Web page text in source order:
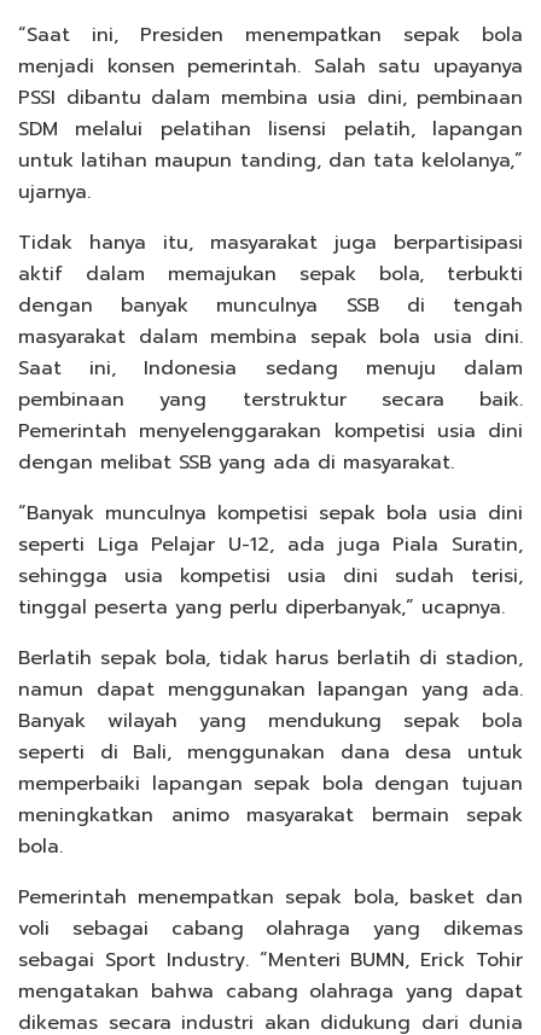
“Saat ini, Presiden menempatkan sepak bola
menjadi konsen pemerintah. Salah satu upayanya
PSSI dibantu dalam membina usia dini, pembinaan
SDM melalui pelatihan lisensi pelatih, lapangan
untuk latihan maupun tanding, dan tata kelolanya,”
ujarnya.
Tidak hanya itu, masyarakat juga berpartisipasi
aktif dalam memajukan sepak bola, terbukti
dengan banyak munculnya SSB di tengah
masyarakat dalam membina sepak bola usia dini.
Saat ini, Indonesia sedang menuju dalam
pembinaan yang terstruktur secara baik.
Pemerintah menyelenggarakan kompetisi usia dini
dengan melibat SSB yang ada di masyarakat.
“Banyak munculnya kompetisi sepak bola usia dini
seperti Liga Pelajar U-12, ada juga Piala Suratin,
sehingga usia kompetisi usia dini sudah terisi,
tinggal peserta yang perlu diperbanyak,” ucapnya.
Berlatih sepak bola, tidak harus berlatih di stadion,
namun dapat menggunakan lapangan yang ada.
Banyak wilayah yang mendukung sepak bola
seperti di Bali, menggunakan dana desa untuk
memperbaiki lapangan sepak bola dengan tujuan
meningkatkan animo masyarakat bermain sepak
bola.
Pemerintah menempatkan sepak bola, basket dan
voli sebagai cabang olahraga yang dikemas
sebagai Sport Industry. “Menteri BUMN, Erick Tohir
mengatakan bahwa cabang olahraga yang dapat
dikemas secara industri akan didukung dari dunia